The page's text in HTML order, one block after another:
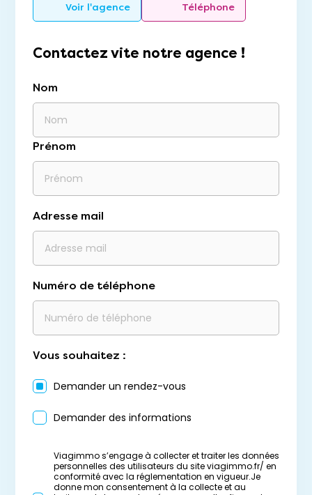
Voir l'agence Téléphone
Contactez vite notre agence !
Nom
Prénom
Adresse mail
Numéro de téléphone
Vous souhaitez :
Demander un rendez-vous
Demander des informations
Viagimmo s’engage à collecter et traiter les données
personnelles des utilisateurs du site viagimmo.fr/ en
conformité avec la réglementation en vigueur.Je
donne mon consentement à la collecte et au